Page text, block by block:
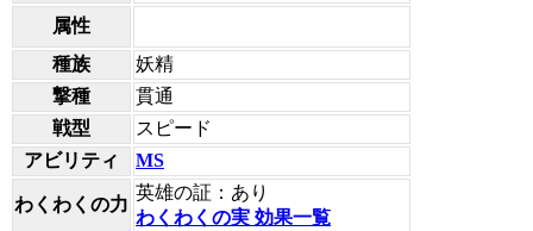
属性
種族
妖精
撃種
貫通
戦型
スピード
アビリティ
MS
わくわくの力
英雄の証：あり
わくわくの実 効果一覧